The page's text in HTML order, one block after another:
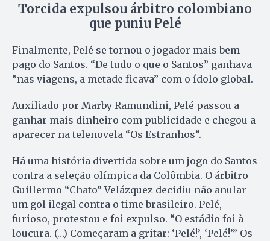
Torcida expulsou árbitro colombiano
que puniu Pelé
Finalmente, Pelé se tornou o jogador mais bem
pago do Santos. “De tudo o que o Santos” ganhava
“nas viagens, a metade ficava” com o ídolo global.
Auxiliado por Marby Ramundini, Pelé passou a
ganhar mais dinheiro com publicidade e chegou a
aparecer na telenovela “Os Estranhos”.
Há uma história divertida sobre um jogo do Santos
contra a seleção olímpica da Colômbia. O árbitro
Guillermo “Chato” Velázquez decidiu não anular
um gol ilegal contra o time brasileiro. Pelé,
furioso, protestou e foi expulso. “O estádio foi à
loucura. (…) Começaram a gritar: ‘Pelé!’, ‘Pelé!’” Os